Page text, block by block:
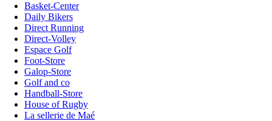
Basket-Center
Daily Bikers
Direct Running
Direct-Volley
Espace Golf
Foot-Store
Galop-Store
Golf and co
Handball-Store
House of Rugby
La sellerie de Maé